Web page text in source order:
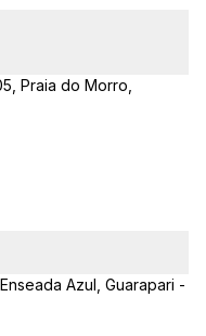
Praia do Morro,
Azul, Guarapari -